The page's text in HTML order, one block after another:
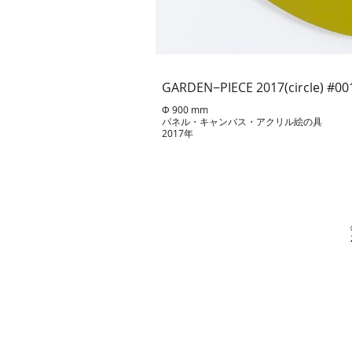
GARDEN−PIECE 2017(circle)
Φ 900 mm
パネル・キャンバス・アクリル絵の具
2017年